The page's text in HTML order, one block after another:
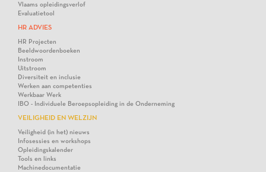
Vlaams opleidingsverlof
Evaluatietool
HR ADVIES
HR Projecten
Beeldwoordenboeken
Instroom
Uitstroom
Diversiteit en inclusie
Werken aan competenties
Werkbaar Werk
IBO - Individuele Beroepsopleiding in de Onderneming
VEILIGHEID EN WELZIJN
Veiligheid (in het) nieuws
Infosessies en workshops
Opleidingskalender
Tools en links
Machinedocumentatie